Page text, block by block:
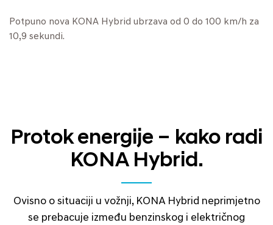
Potpuno nova KONA Hybrid ubrzava od 0 do 100 km/h za
10,9 sekundi.
Protok energije – kako radi
KONA Hybrid.
Ovisno o situaciji u vožnji, KONA Hybrid neprimjetno
se prebacuje između benzinskog i električnog